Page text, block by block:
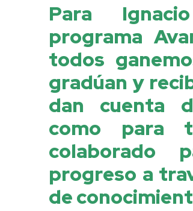
Para
programa
todos
gradúan y
dan cuenta
como para
colaborado
progreso a
de